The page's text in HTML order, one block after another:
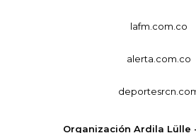
lafm.com.co
alerta.com.co
Organización Ardila Lülle